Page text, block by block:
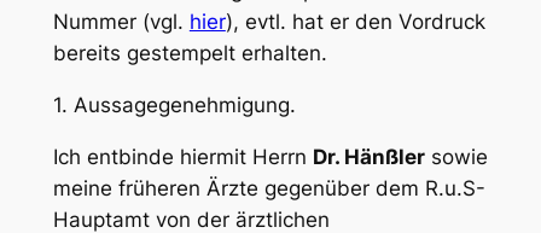
Nummer (vgl. hier), evtl. hat er den Vordruck
bereits gestempelt erhalten.
1. Aussagegenehmigung.
Ich entbinde hiermit Herrn Dr. Hänßlersowie
meine früheren Ärzte gegenüber dem R.u.S-
Hauptamt von der ärztlichen